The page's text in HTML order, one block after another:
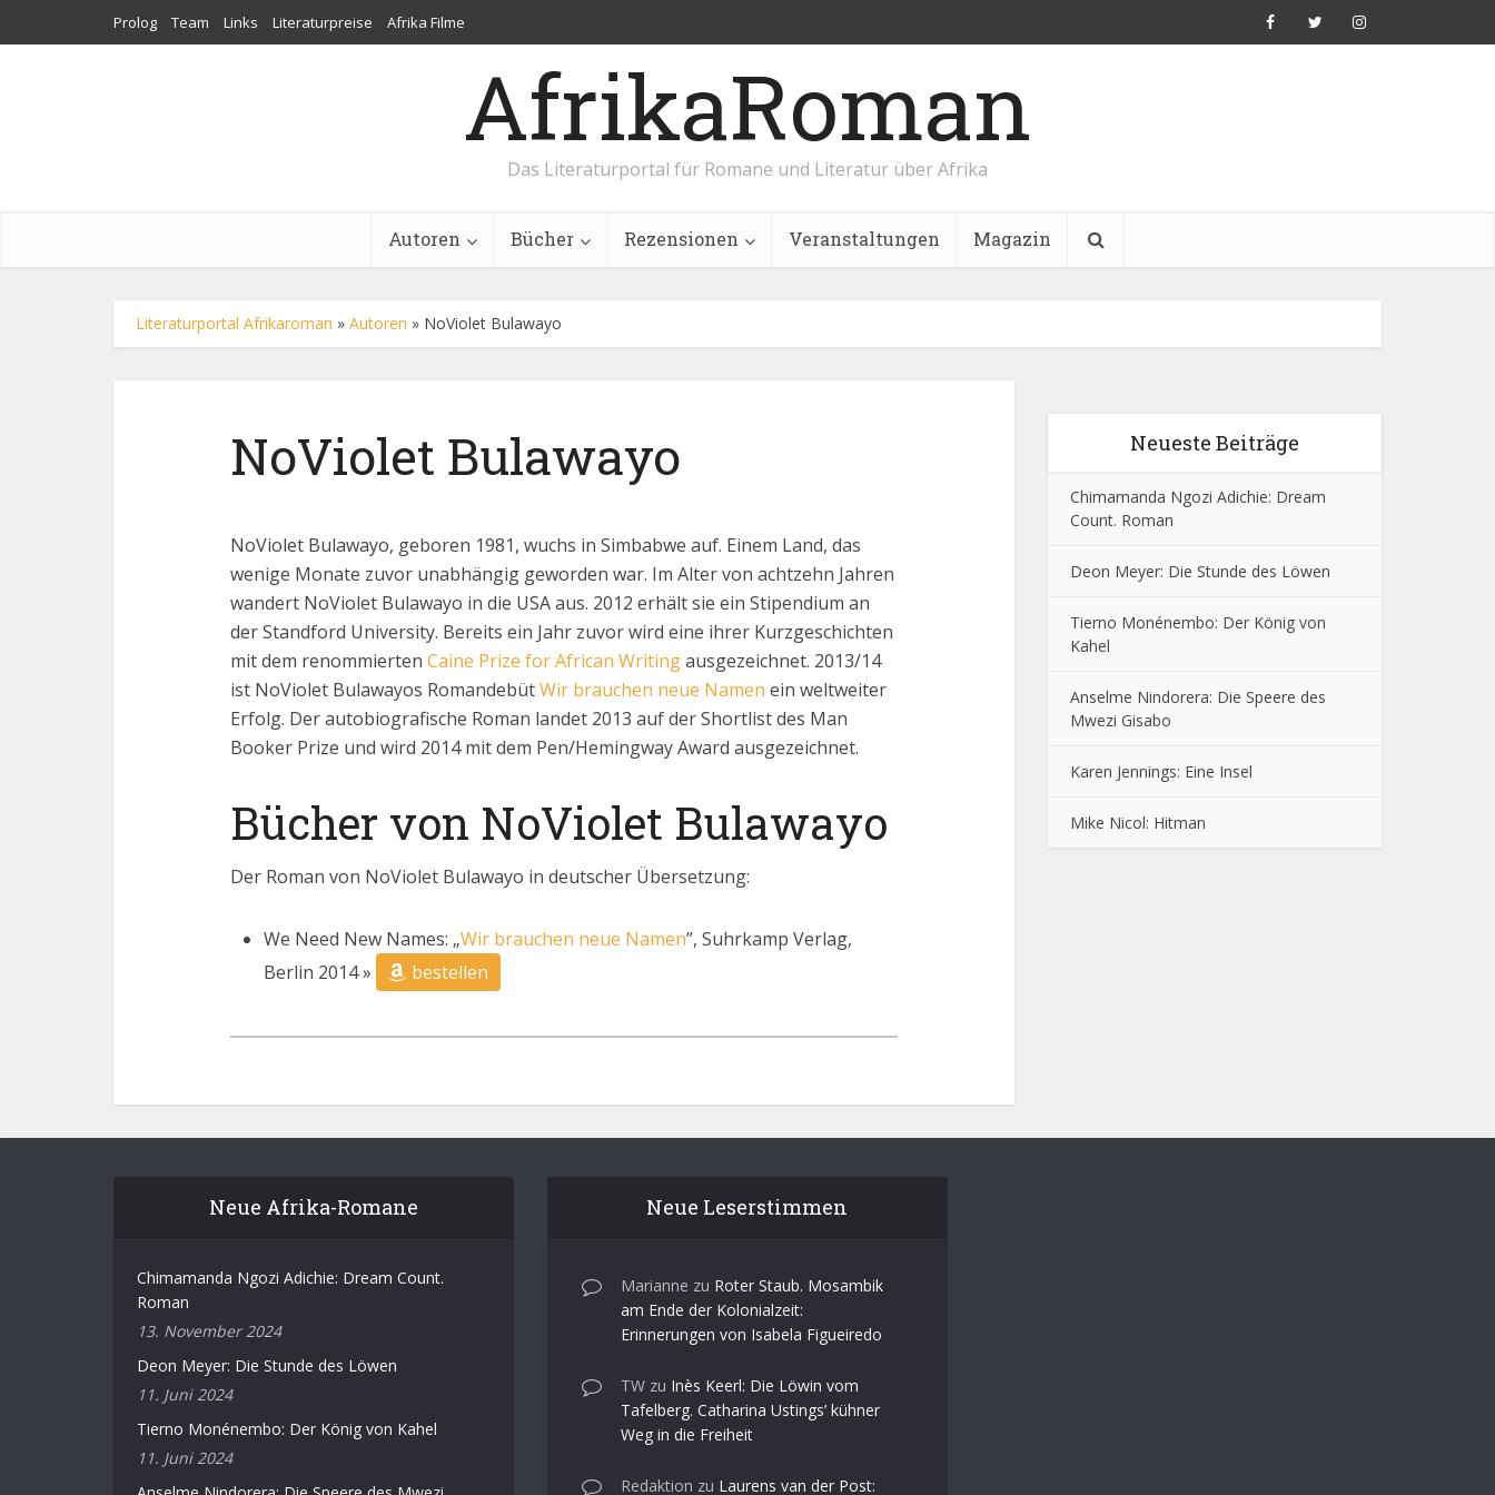
Prolog Team Links Literaturpreise Afrika Filme
AfrikaRoman
Das Literaturportal für Romane und Literatur über Afrika
Autoren Bücher Rezensionen Veranstaltungen Magazin
Literaturportal Afrikaroman » Autoren » NoViolet Bulawayo
NoViolet Bulawayo
NoViolet Bulawayo, geboren 1981, wuchs in Simbabwe auf. Einem Land, das
wenige Monate zuvor unabhängig geworden war. Im Alter von achtzehn Jahren
wandert NoViolet Bulawayo in die USA aus. 2012 erhält sie ein Stipendium an
der Standford University. Bereits ein Jahr zuvor wird eine ihrer Kurzgeschichten
mit dem renommierten Caine Prize for African Writingausgezeichnet. 2013/14
ist NoViolet Bulawayos RomandebütWir brauchen neue Namen ein weltweiter
Erfolg. Der autobiografische Roman landet 2013 auf der Shortlist des Man
Booker Prize und wird 2014 mit dem Pen/Hemingway Award ausgezeichnet.
Bücher von NoViolet Bulawayo
Der Roman von NoViolet Bulawayo in deutscher Übersetzung:
We Need New Names: „Wir brauchen neue Namen”, Suhrkamp Verlag,
Berlin 2014 »
bestellen
Neueste Beiträge
Chimamanda Ngozi Adichie: Dream
Count. Roman
Deon Meyer: Die Stunde des Löwen
Tierno Monénembo: Der König von
Kahel
Anselme Nindorera: Die Speere des
Mwezi Gisabo
Karen Jennings: Eine Insel
Mike Nicol: Hitman
Neue Afrika-Romane
Chimamanda Ngozi Adichie: Dream Count.
Roman
13. November 2024
Deon Meyer: Die Stunde des Löwen
11. Juni 2024
Tierno Monénembo: Der König von Kahel
11. Juni 2024
Neue Leserstimmen
Marianne zu Roter Staub. Mosambik
am Ende der Kolonialzeit:
Erinnerungen von Isabela Figueiredo
TWzu Inès Keerl: Die Löwin vom
Tafelberg. Catharina Ustings’ kühner
Weg in die Freiheit
Redaktion zu Laurens van der Post: